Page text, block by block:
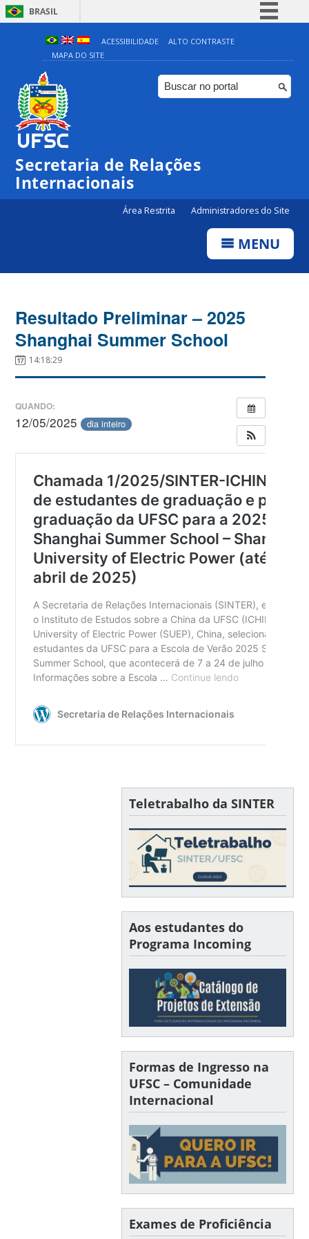
BRASIL
Simplifique!
Comunica BR
Participe
ACESSIBILIDADE
ALTO CONTRASTE
MAPA DO SITE
Secretaria de Relações
Internacionais
Área Restrita Administradores do Site
MENU
Resultado Preliminar – 2025
Shanghai Summer School
14:18:29
QUANDO:
12/05/2025 dia inteiro
Teletrabalho da SINTER
Aos estudantes do
Programa Incoming
Formas de Ingresso na
UFSC – Comunidade
Internacional
Exames de Proficiência